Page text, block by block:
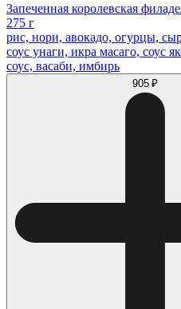
Запеченная королевская
275 г
рис, нори, авокадо, огурцы,
соус унаги, икра масаго, соус
соус, васаби, имбирь
905 ₽